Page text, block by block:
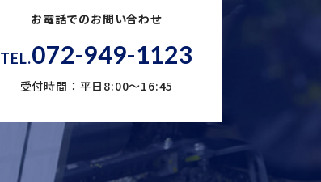
お電話でのお問い合わせ
TEL.072-949-1123
受付時間：平日8:00～16:45